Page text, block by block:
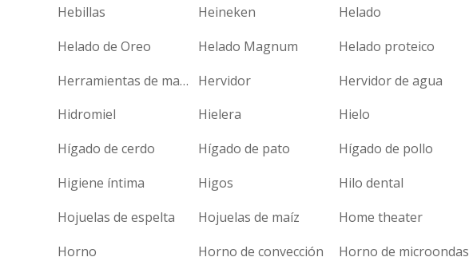
Hebillas
Heineken Helado
Helado de Oreo
Helado Magnum Helado proteico
Herramientas de mano
Hervidor Hervidor de agua
Hidromiel
Hielera Hielo
Hígado de cerdo
Hígado de pato Hígado de pollo
Higiene íntima
Higos Hilo dental
Hojuelas de espelta
Hojuelas de maíz Home theater
Horno
Horno de convección Horno de microondas